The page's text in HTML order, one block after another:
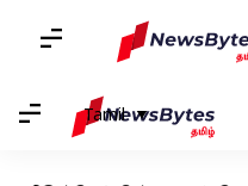
Tamil